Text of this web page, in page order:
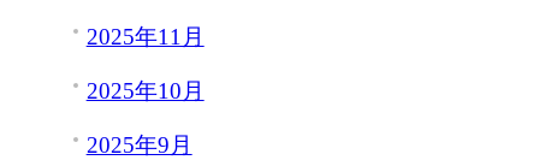
2025年11月
2025年10月
2025年9月